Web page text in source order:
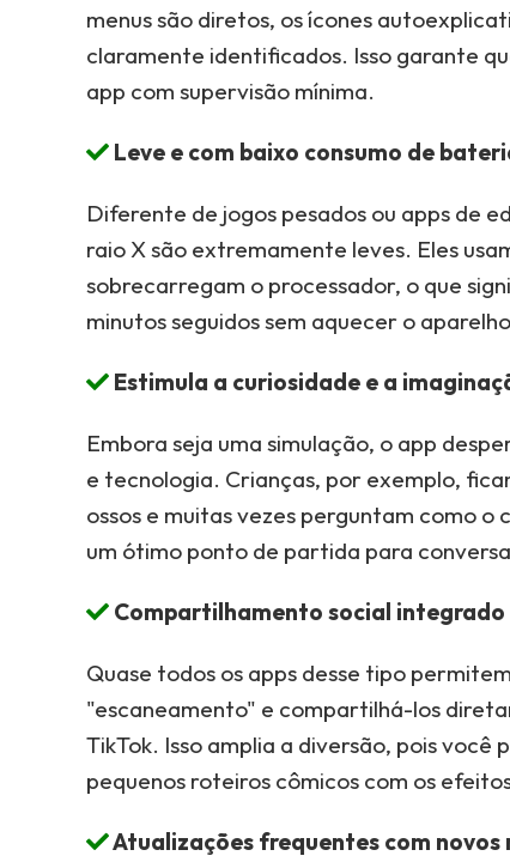
menus são diretos, os ícones
claramente identificados. Isso garante
app com supervisão mínima.
Leve e com baixo consumo de
Diferente de jogos pesados ou apps de
raio X são extremamente leves. Eles
sobrecarregam o processador, o que
minutos seguidos sem aquecer o
Estimula a curiosidade e a
Embora seja uma simulação, o app
e tecnologia. Crianças, por exemplo,
ossos e muitas vezes perguntam como
um ótimo ponto de partida para
Compartilhamento social integrado
Quase todos os apps desse tipo
"escaneamento" e compartilhá-los
TikTok. Isso amplia a diversão, pois
pequenos roteiros cômicos com os
Atualizações frequentes com novos